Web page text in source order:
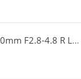
Ống kính Fujifilm XF 16-50mm F2.8-4.8 R LM WR